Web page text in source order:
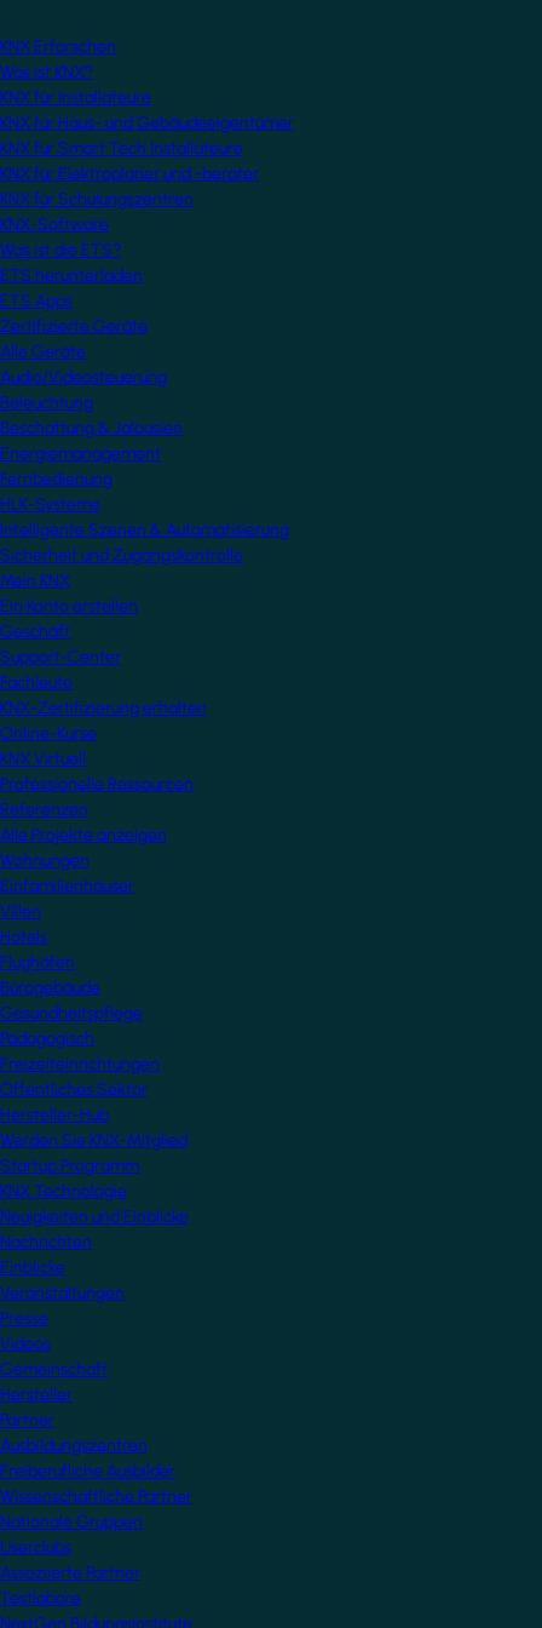
KNX Erforschen
Was ist KNX?
KNX für Installateure
KNX für Haus- und Gebäudeeigentümer
KNX für Smart Tech Installateure
KNX für Elektroplaner und -berater
KNX für Schulungszentren
KNX-Software
Was ist die ETS?
ETS herunterladen
ETS Apps
Zertifizierte Geräte
Alle Geräte
Audio/Videosteuerung
Beleuchtung
Beschattung & Jalousien
Energiemanagement
Fernbedienung
HLK-Systeme
Intelligente Szenen & Automatisierung
Sicherheit und Zugangskontrolle
Mein KNX
Ein Konto erstellen
Geschäft
Support-Center
Fachleute
KNX-Zertifizierung erhalten
Online-Kurse
KNX Virtuell
Professionelle Ressourcen
Referenzen
Alle Projekte anzeigen
Wohnungen
Einfamilienhäuser
Villen
Hotels
Flughäfen
Bürogebäude
Gesundheitspflege
Pädagogisch
Freizeiteinrichtungen
Öffentliches Sektor
Hersteller-Hub
Werden Sie KNX-Mitglied
Startup Programm
KNX Technologie
Neuigkeiten und Einblicke
Nachrichten
Einblicke
Veranstaltungen
Presse
Videos
Gemeinschaft
Hersteller
Partner
Ausbildungszentren
Freiberufliche Ausbilder
Wissenschaftliche Partner
Nationale Gruppen
Userclubs
Assoziierte Partner
Testlabore
NextGen Bildungsinstitute